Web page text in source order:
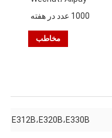
1000 عدد در هفته
مخاطب
E312B،E320B،E330B